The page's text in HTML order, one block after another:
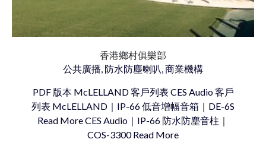
香港鄉村俱樂部
公共廣播, 防水防塵喇叭, 商業機構
PDF 版本 McLELLAND 客戶列表 CES Audio 客戶
列表 McLELLAND｜IP-66 低音增幅音箱｜DE-6S
Read More CES Audio｜IP-66 防水防塵音柱｜
COS-3300 Read More